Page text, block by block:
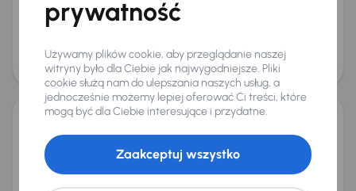
Miesięczna rata
od 280 zł
Cena
47 000 zł
Możliwość odliczenia VAT
Jeep Renegade 1.5 Turbo e-Hybrid
2022
Automat
Benzyna Mild-Hybrid EV (MHEV) (Mild-Hybrid)
prywatność
Używamy plików cookie, aby przeglądanie naszej
witryny było dla Ciebie jak najwygodniejsze. Pliki
cookie służą nam do ulepszania naszych usług, a
jednocześnie możemy lepiej oferować Ci treści, które
mogą być dla Ciebie interesujące i przydatne.
Zaakceptuj wszystko